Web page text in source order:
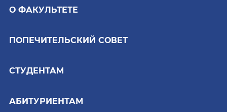
О ФАКУЛЬТЕТЕ
ПОПЕЧИТЕЛЬСКИЙ СОВЕТ
СТУДЕНТАМ
АБИТУРИЕНТАМ